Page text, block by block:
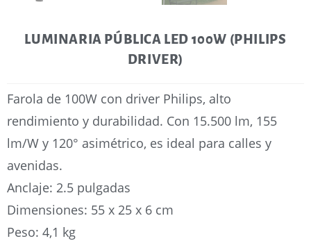
LUMINARIA PÚBLICA LED 100W (PHILIPS
DRIVER)
Farola de 100W con driver Philips, alto
rendimiento y durabilidad. Con 15.500 lm, 155
lm/W y 120° asimétrico, es ideal para calles y
avenidas.
Anclaje: 2.5 pulgadas
Dimensiones: 55 x 25 x 6 cm
Peso: 4,1 kg